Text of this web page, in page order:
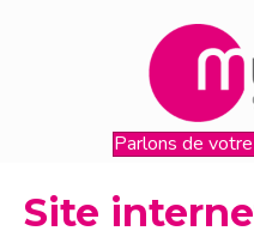
Parlons de
Site